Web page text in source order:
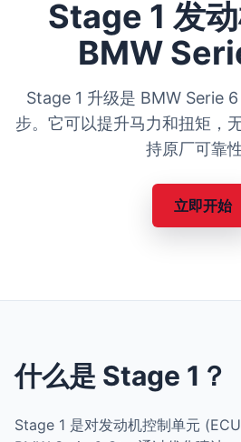
Stage 1 发
BMW
Stage 1 升级是 BMW Serie
步。它可以提升马力和扭矩，
持原厂可靠性
立即开始
什么是 Stage 1？
Stage 1 是对发动机控制单元